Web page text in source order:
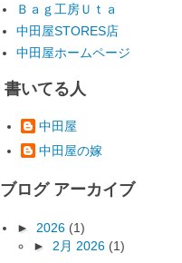
Ｂａｇ工房Ｕｔａ
中田屋STORES店
中田屋ホームページ
書いてる人
中田屋
中田屋の嫁
ブログ アーカイブ
► 2026 (1)
► 2月 2026 (1)